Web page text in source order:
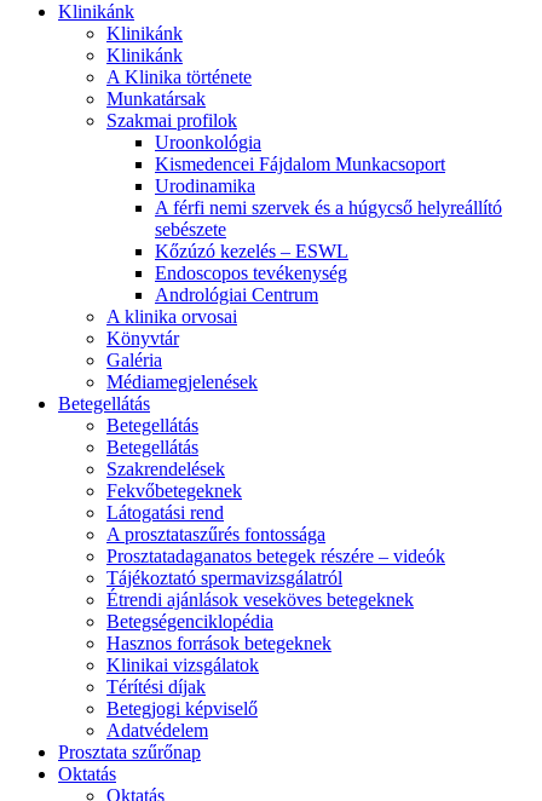
Klinikánk
Klinikánk
Klinikánk
A Klinika története
Munkatársak
Szakmai profilok
Uroonkológia
Kismedencei Fájdalom Munkacsoport
Urodinamika
A férfi nemi szervek és a húgycső helyreállító
sebészete
Kőzúzó kezelés – ESWL
Endoscopos tevékenység
Andrológiai Centrum
A klinika orvosai
Könyvtár
Galéria
Médiamegjelenések
Betegellátás
Betegellátás
Betegellátás
Szakrendelések
Fekvőbetegeknek
Látogatási rend
A prosztataszűrés fontossága
Prosztatadaganatos betegek részére – videók
Tájékoztató spermavizsgálatról
Étrendi ajánlások veseköves betegeknek
Betegségenciklopédia
Hasznos források betegeknek
Klinikai vizsgálatok
Térítési díjak
Betegjogi képviselő
Adatvédelem
Prosztata szűrőnap
Oktatás
Oktatás